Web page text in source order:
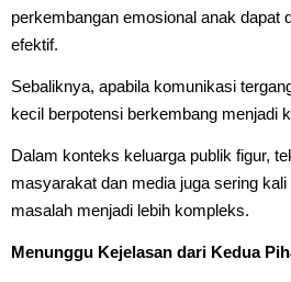
perkembangan emosional anak dapat
efektif.
Sebaliknya, apabila komunikasi
kecil berpotensi berkembang menjadi
Dalam konteks keluarga publik figur,
masyarakat dan media juga sering
masalah menjadi lebih kompleks.
Menunggu Kejelasan dari Kedua